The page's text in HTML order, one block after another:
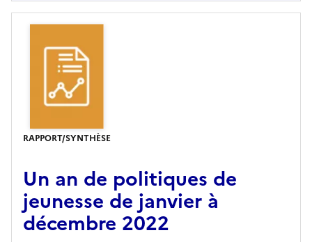
RAPPORT/SYNTHÈSE
Un an de politiques de
jeunesse de janvier à
décembre 2022